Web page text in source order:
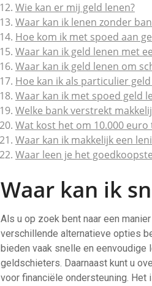
Wie kan er mij geld lenen?
Waar kan ik lenen zonder
Hoe kom ik met spoed aan
Waar kan ik geld lenen met
Waar kan ik geld lenen om
Hoe kan ik als particulier
Waar kan ik met spoed geld
Welke bank verstrekt
Wat kost het om 10.000 euro
Waar kan ik makkelijk een
Waar leen je het
Waar kan ik
Als u op zoek bent naar een
verschillende alternatieve opties
bieden vaak snelle en eenvoudige
geldschieters. Daarnaast kunt u
voor financiële ondersteuning. Het